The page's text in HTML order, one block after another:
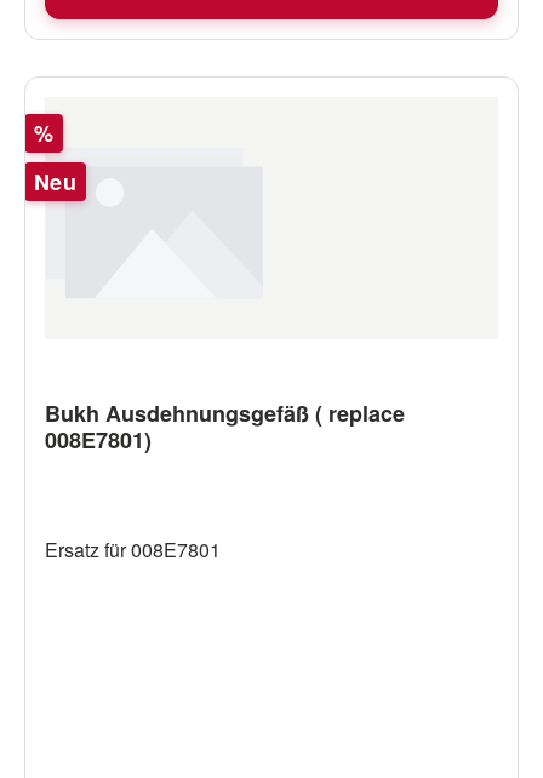
Rabatt
%
Neu
Bukh Ausdehnungsgefäß ( replace
008E7801)
Ersatz für 008E7801